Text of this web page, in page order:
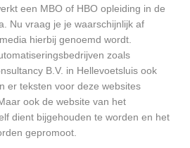
een MBO of HBO opleiding in de
Nu vraag je je waarschijnlijk af
hierbij genoemd wordt.
zoals
B.V. in Hellevoetsluis ook
er teksten voor deze websites
ook de website van het
dient bijgehouden te worden en het
gepromoot.